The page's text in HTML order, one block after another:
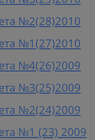
№2(28)2010
№1(27)2010
№4(26)2009
№3(25)2009
№2(24)2009
№1 (23) 2009